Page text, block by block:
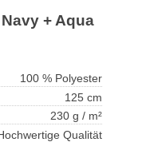
+ Aqua
100 % Polyester
125 cm
230 g / m²
Qualität